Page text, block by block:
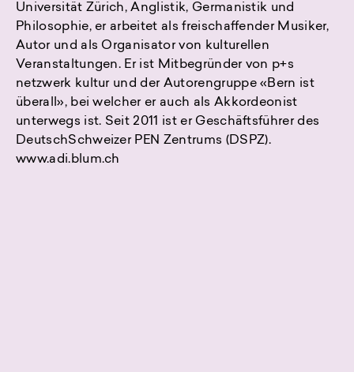
Universität Zürich, Anglistik, Germanistik und
Philosophie, er arbeitet als freischaffender Musiker,
Autor und als Organisator von kulturellen
Veranstaltungen. Er ist Mitbegründer von p+s
netzwerk kultur und der Autorengruppe «Bern ist
überall», bei welcher er auch als Akkordeonist
unterwegs ist. Seit 2011 ist er Geschäftsführer des
DeutschSchweizer PEN Zentrums (DSPZ).
www.adi.blum.ch